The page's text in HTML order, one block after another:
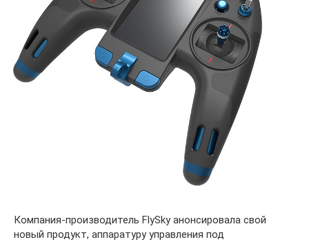
Компания-производитель FlySky анонсировала свой
новый продукт, аппаратуру управления под